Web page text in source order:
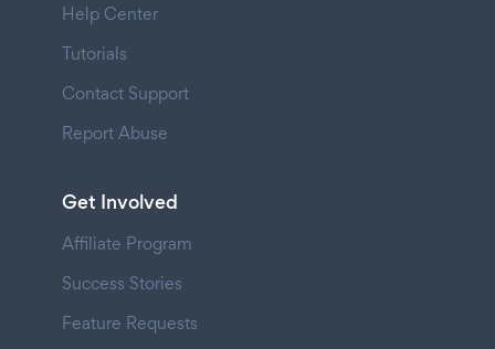
Help Center
Tutorials
Contact Support
Report Abuse
Get Involved
Affiliate Program
Success Stories
Feature Requests